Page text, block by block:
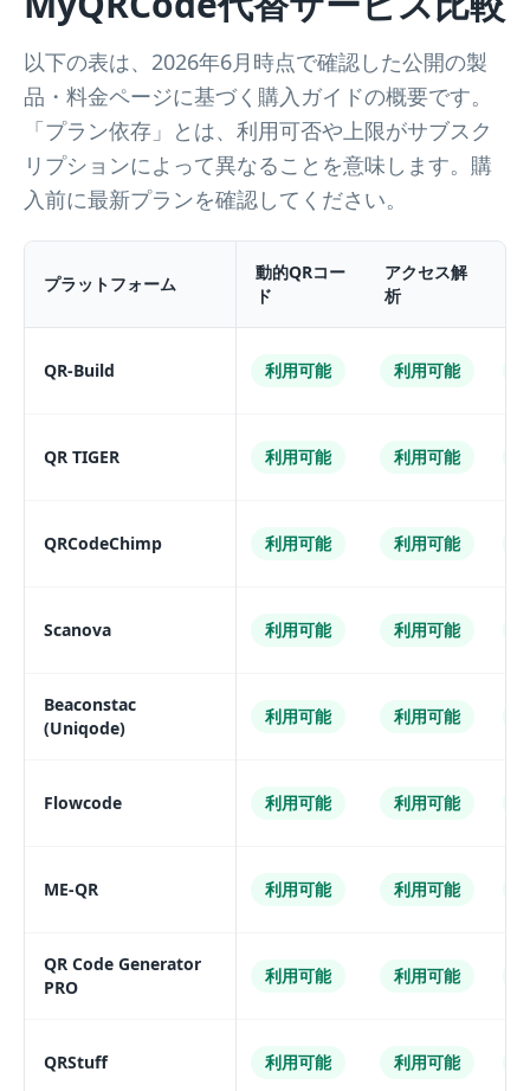
以下の表は、2026年6月時点で確認した公開の製
品・料金ページに基づく購入ガイドの概要です。
「プラン依存」とは、利用可否や上限がサブスク
リプションによって異なることを意味します。購
入前に最新プランを確認してください。
プラットフォーム
動的QRコー
ド
アクセス解
析
QR-Build 利用可能 利用可能
QR TIGER 利用可能 利用可能
QRCodeChimp 利用可能 利用可能
Scanova 利用可能 利用可能
Beaconstac
(Uniqode)
利用可能 利用可能
Flowcode 利用可能 利用可能
ME-QR 利用可能 利用可能
QR Code Generator
PRO
利用可能 利用可能
QRStuff 利用可能 利用可能